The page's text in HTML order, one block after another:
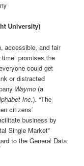
University)
accessible, and fair
promises the
could get
or distracted
Waymo (a
Inc.). “The
citizens’
business by
Single Market”
to the General Data